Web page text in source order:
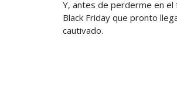
Y, antes de perderme en el
Black Friday que pronto
cautivado.